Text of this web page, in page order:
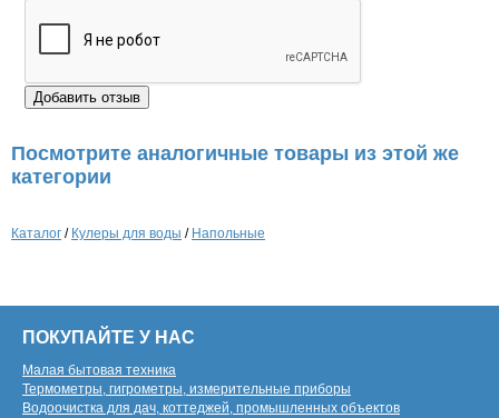
Посмотрите аналогичные товары из этой же
категории
Каталог / Кулеры для воды / Напольные
ПОКУПАЙТЕ У НАС
Малая бытовая техника
Термометры, гигрометры, измерительные приборы
Водоочистка для дач, коттеджей, промышленных объектов